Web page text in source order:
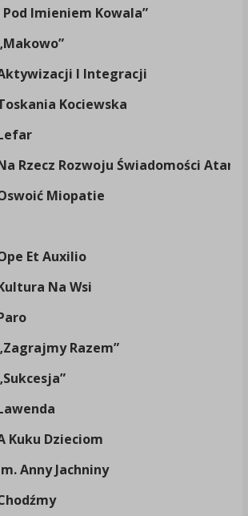
Imieniem Kowala”
I Integracji
Kociewska
Rzecz Rozwoju Świadomości
Miopatie
Et Auxilio
Na Wsi
Razem”
Kuku Dzieciom
Anny Jachniny